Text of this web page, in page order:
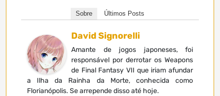
Sobre Últimos Posts
David Signorelli
Amante de jogos japoneses, foi
responsável por derrotar os Weapons
de Final Fantasy VII que iriam afundar
a Ilha da Rainha da Morte, conhecida como
Florianópolis. Se arrepende disso até hoje.